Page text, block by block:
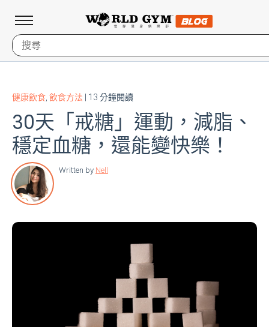
健康飲食 飲食方法 | 13 分鐘閱讀
30天「戒糖」運動，減脂、
穩定血糖，還能變快樂！
Written by Nell